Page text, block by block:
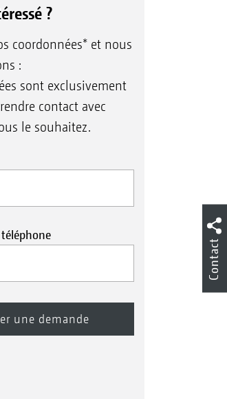
?
coordonnées* et nous
:
sont exclusivement
contact avec
le souhaitez.
Contact